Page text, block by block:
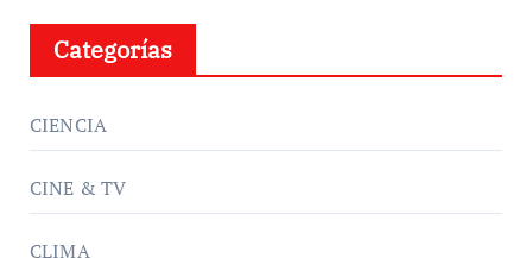
Categorías
CIENCIA
CINE & TV
CLIMA